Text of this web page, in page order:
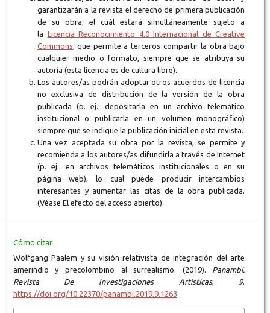
garantizarán a la revista el derecho de primera publicación
de su obra, el cuál estará simultáneamente sujeto a
la Licencia Reconocimiento 4.0 Internacional de Creative
Commons , que permite a terceros compartir la obra bajo
cualquier medio o formato, siempre que se atribuya su
autoría (esta licencia es de cultura libre).
Los autores/as podrán adoptar otros acuerdos de licencia
no exclusiva de distribución de la versión de la obra
publicada (p. ej.: depositarla en un archivo telemático
institucional o publicarla en un volumen monográfico)
siempre que se indique la publicación inicial en esta revista.
Una vez aceptada su obra por la revista, se permite y
recomienda a los autores/as difundirla a través de Internet
(p. ej.: en archivos telemáticos institucionales o en su
página web), lo cual puede producir intercambios
interesantes y aumentar las citas de la obra publicada.
(Véase El efecto del acceso abierto).
Cómo citar
Wolfgang Paalem y su visión relativista de integración del arte
amerindio y precolombino al surrealismo. (2019). Panambí.
Revista De Investigaciones Artísticas, 9.
https://doi.org/10.22370/panambi.2019.9.1263